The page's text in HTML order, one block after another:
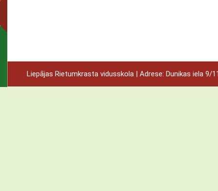
Liepājas Rietumkrasta vidusskola | Adrese: Dunikas iela 9/